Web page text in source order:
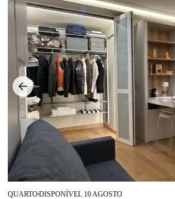
QUARTO■DISPONÍVEL 10 AGOSTO